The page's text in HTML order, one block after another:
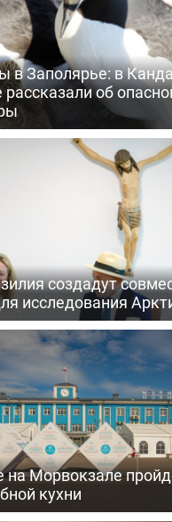
в Заполярье: в
об
создадут
исследования
Морвокзале
кухни